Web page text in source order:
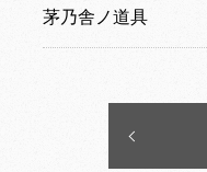
茅乃舎ノ道具